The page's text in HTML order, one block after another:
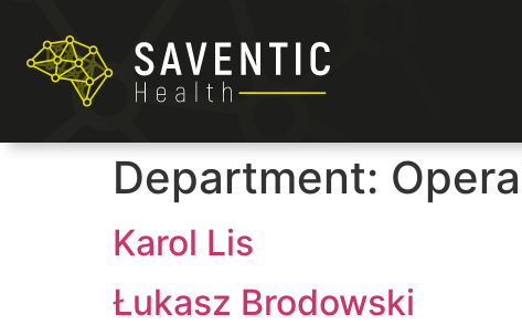
Department:
Karol Lis
Łukasz Brodowski